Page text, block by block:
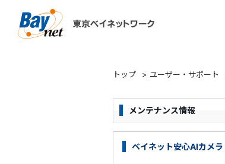
トップ > ユーザー・サポート
メンテナンス情報
ベイネット安心AIカメ